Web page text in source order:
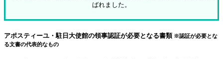
ばれました。
アポスティーユ・駐日大使館の領事認証が必要となる書類 ※認証が必要とな
る文書の代表的なもの